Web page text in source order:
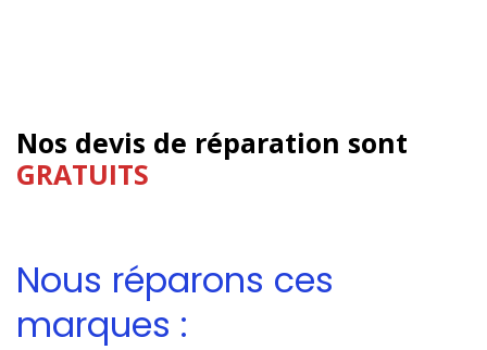
Nos devis de réparation sont
GRATUITS
Nous réparons ces
marques :